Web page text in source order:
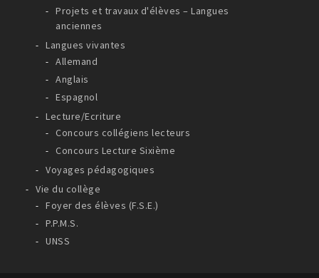
Projets et travaux d'élèves – Langues
anciennes
Langues vivantes
Allemand
Anglais
Espagnol
Lecture/Ecriture
Concours collégiens lecteurs
Concours Lecture Sixième
Voyages pédagogiques
Vie du collège
Foyer des élèves (F.S.E.)
P.P.M.S.
UNSS